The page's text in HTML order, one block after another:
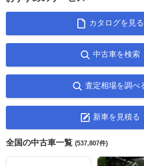
カタログを見る
中古車を検索
査定相場を調べ
新車を見積る
全国の中古車一覧 (537,807件)